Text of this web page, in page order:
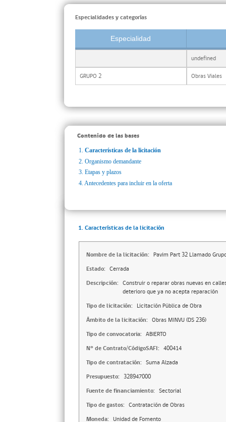
Especialidades y categorías
Especialidad
undefined
GRUPO 2 Obras Viales
Contenido de las bases
1. Características de la licitación
2. Organismo demandante
3. Etapas y plazos
4. Antecedentes para incluir en la oferta
1. Características de la licitación
Nombre de la licitación: Pavim Part 32 Llamado
Estado: Cerrada
Descripción: Construir o reparar obras nuevas en
deterioro que ya no acepta reparación
Tipo de licitación: Licitación Pública de Obra
Ámbito de la licitación: Obras MINVU (DS 236)
Tipo de convocatoria: ABIERTO
N° de Contrato/CódigoSAFI: 400414
Tipo de contratación: Suma Alzada
Presupuesto: 328947000
Fuente de financiamiento: Sectorial
Tipo de gastos: Contratación de Obras
Moneda: Unidad de Fomento